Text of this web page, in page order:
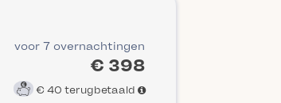
voor 7 overnachtingen
€ 398
€ 40 terugbetaald